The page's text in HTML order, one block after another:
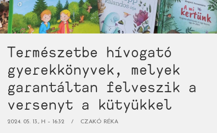
energiáival)
Természetbe hívogató
gyerekkönyvek, melyek
garantáltan felveszik a
versenyt a kütyükkel
2024. 05. 13., H – 16:32 CZAKÓ RÉKA